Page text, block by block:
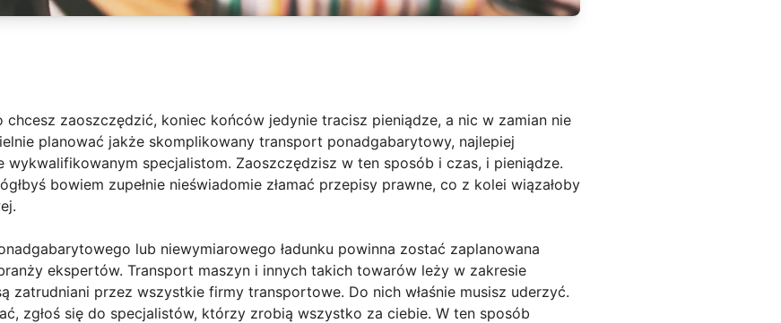
zaoszczędzić, koniec końców jedynie tracisz pieniądze, a nic w zamian nie
planować jakże skomplikowany transport ponadgabarytowy, najlepiej
specjalistom. Zaoszczędzisz w ten sposób i czas, i pieniądze.
bowiem zupełnie nieświadomie złamać przepisy prawne, co z kolei wiązałoby
lub niewymiarowego ładunku powinna zostać zaplanowana
ekspertów. Transport maszyn i innych takich towarów leży w zakresie
zatrudniani przez wszystkie firmy transportowe. Do nich właśnie musisz uderzyć.
zgłoś się do specjalistów, którzy zrobią wszystko za ciebie. W ten sposób